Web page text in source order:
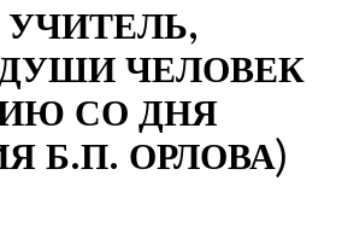
ЧЕЛОВЕК
СО ДНЯ
Б.П. ОРЛОВА)